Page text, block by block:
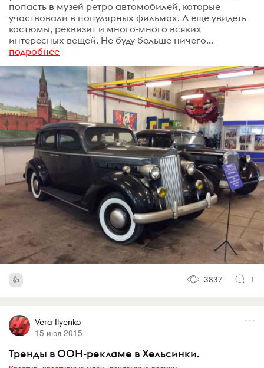
попасть в музей ретро автомобилей, которые
участвовали в популярных фильмах. А еще увидеть
костюмы, реквизит и много-много всяких
интересных вещей. Не буду больше ничего...
подробнее
3837 1
Vera Ilyenko
15 июл 2015
Тренды в ООН-рекламе в Хельсинки.